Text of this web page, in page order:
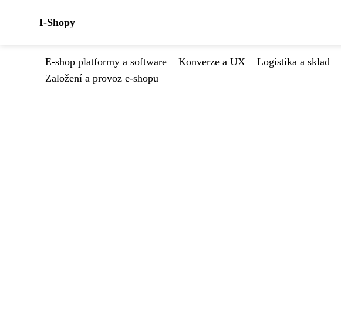
I-Shopy
E-shop platformy a software Konverze a UX Logistika a sklad
Založení a provoz e-shopu